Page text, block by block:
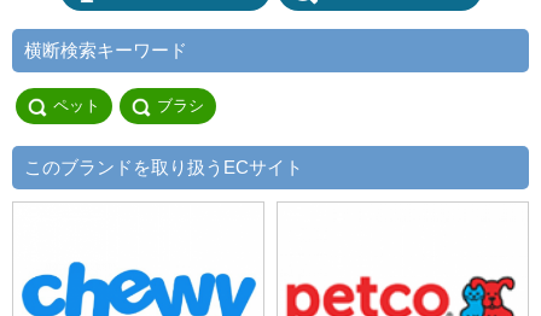
横断検索キーワード
ペット ブラシ
このブランドを取り扱うECサイト